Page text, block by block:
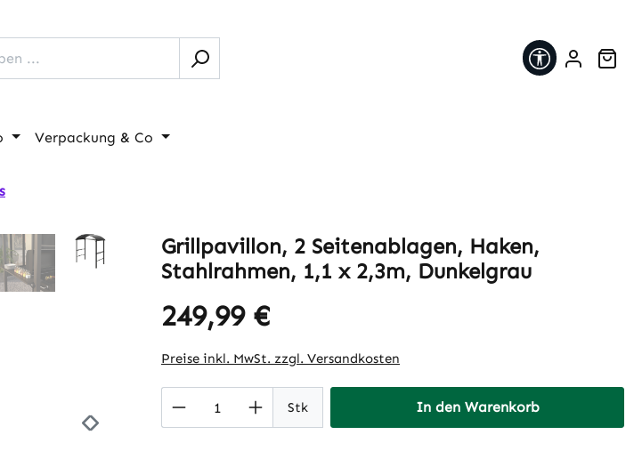
Verpackung & Co
Grillpavillon, 2 Seitenablagen, Haken,
Stahlrahmen, 1,1 x 2,3m, Dunkelgrau
Regulärer Preis:
249,99 €
Preise inkl. MwSt. zzgl. Versandkosten
Produkt Anzahl: Gib den gewünschten Wert
Stk In den Warenkorb